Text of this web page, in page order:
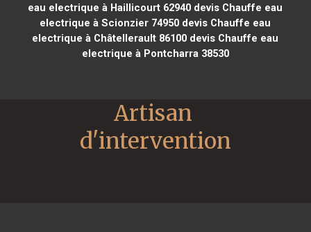
eau electrique à Haillicourt 62940 devis Chauffe eau
electrique à Scionzier 74950 devis Chauffe eau
electrique à Châtellerault 86100 devis Chauffe eau
electrique à Pontcharra 38530
Artisan
d'intervention